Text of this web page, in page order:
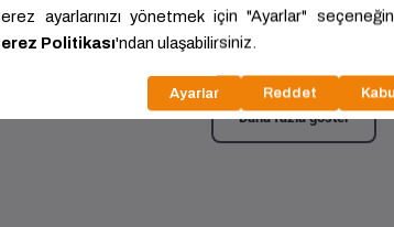
Kombi Tek Serpantinli Boyler
Boyut: 1500.00x300.00 Kalite: Standart
Daha fazla göster